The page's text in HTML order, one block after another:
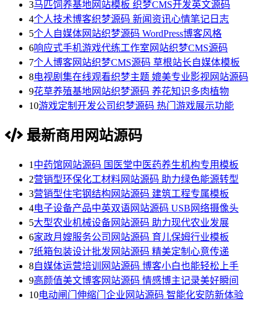
3马匹饲养基地网站模板 织梦CMS开发英文源码
4个人技术博客织梦源码 新闻资讯心情笔记日志
5个人自媒体网站织梦源码 WordPress博客风格
6响应式手机游戏代练工作室网站织梦CMS源码
7个人博客网站织梦CMS源码 草根站长自媒体模板
8电视剧集在线观看织梦主题 媲美专业影视网站源码
9花草养殖基地网站织梦源码 养花知识多肉植物
10游戏定制开发公司织梦源码 热门游戏展示功能
最新商用网站源码
1 中药馆网站源码 国医堂中医药养生机构专用模板
2营销型环保化工材料网站源码 助力绿色能源转型
3营销型住宅钢结构网站源码 建筑工程专属模板
4电子设备产品中英双语网站源码 USB网络摄像头
5大型农业机械设备网站源码 助力现代农业发展
6家政月嫂服务公司网站源码 育儿保姆行业模板
7纸箱包装设计批发网站源码 精美定制心意传递
8自媒体运营培训网站源码 博客小白也能轻松上手
9高颜值美文博客网站源码 情感博主记录美好瞬间
10电动闸门伸缩门企业网站源码 智能化安防新体验